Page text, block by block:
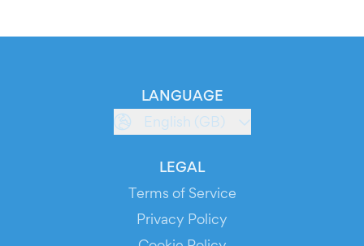
LANGUAGE
English (GB)
LEGAL
Terms of Service
Privacy Policy